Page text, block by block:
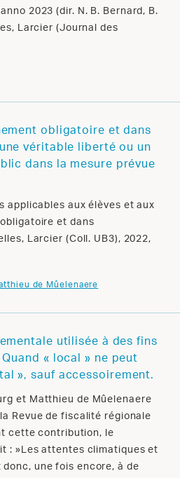
2023 (dir. N. B. Bernard, B.
Larcier (Journal des
obligatoire et dans
véritable liberté ou un
dans la mesure prévue
applicables aux élèves et aux
et dans
Larcier (Coll. UB3), 2022,
de Mûelenaere
utilisée à des fins
« local » ne peut
», sauf accessoirement.
et Matthieu de Mûelenaere
Revue de fiscalité régionale
cette contribution, le
: »Les attentes climatiques et
une fois encore, à de